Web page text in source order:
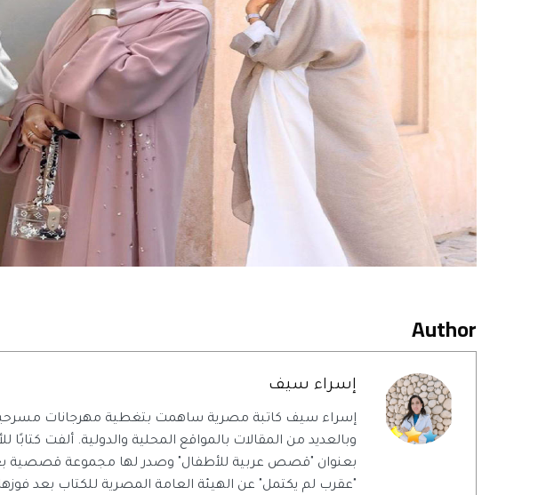
Author
إسراء سيف
إسراء سيف كاتبة مصرية ساهمت بتغطية مهرجانات
وبالعديد من المقالات بالمواقع المحلية والدولية. ألفت كتابًا
بعنوان "قصص عربية للأطفال" وصدر لها مجموعة قصصية
"عقرب لم يكتمل" عن الهيئة العامة المصرية للكتاب بعد